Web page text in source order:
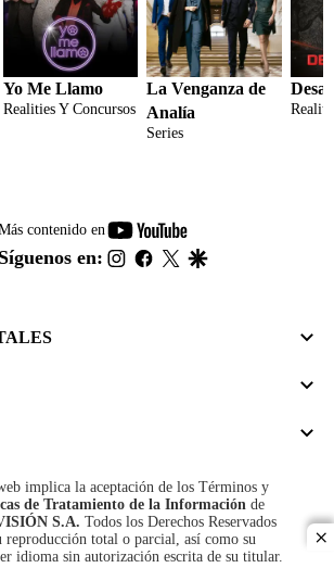
Yo Me Llamo
Realities Y Concursos
La Venganza de
Analía
Series
contenido en
youtube-
footer
Síguenos en: instagram
facebook
twitter
implica la aceptación de los Términos y
de Tratamiento de la Información de
S.A. Todos los Derechos Reservados
total o parcial, así como su
idioma sin autorización escrita de su titular.